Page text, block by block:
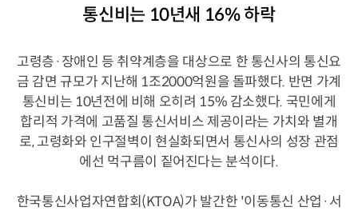
통신비는 10년새 16% 하락
고령층·장애인 등 취약계층을 대상으로 한 통신사의 통신요
금 감면 규모가 지난해 1조2000억원을 돌파했다. 반면 가계
통신비는 10년전에 비해 오히려 15% 감소했다. 국민에게
합리적 가격에 고품질 통신서비스 제공이라는 가치와 별개
로, 고령화와 인구절벽이 현실화되면서 통신사의 성장 관점
에선 먹구름이 짙어진다는 분석이다.
한국통신사업자연합회(KTOA)가 발간한 '이동통신 산업·서